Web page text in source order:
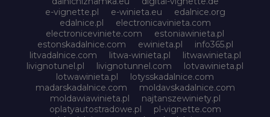
e-vignette.pl
e-winieta.eu
edalnice.org
edalnice.pl
electronicavinieta.com
electroniceviniete.com
estoniawinieta.pl
estonskadalnice.com
ewinieta.pl
info365.pl
litvadalnice.com
litwa-winieta.pl
litwawinieta.pl
livignotunel.pl
livignotunnel.com
lotvawinieta.pl
lotwawinieta.pl
lotysskadalnice.com
madarskadalnice.com
moldavskadalnice.com
moldawiawinieta.pl
najtanszewiniety.pl
oplatyautostradowe.pl
pl-vignette.com